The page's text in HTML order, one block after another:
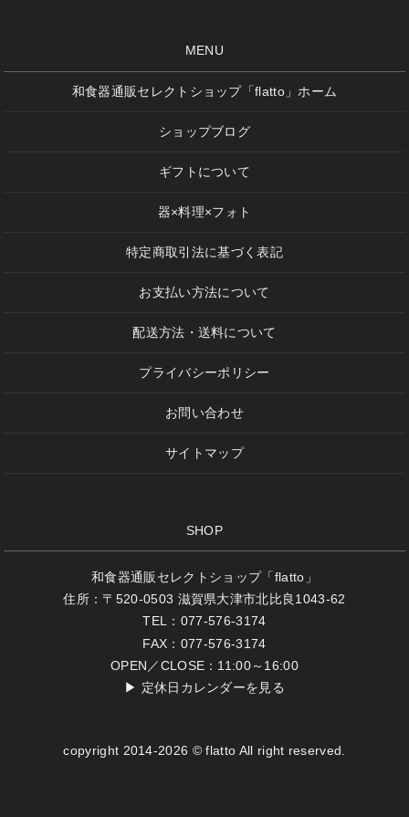
MENU
和食器通販セレクトショップ「flatto」ホーム
ショップブログ
ギフトについて
器×料理×フォト
特定商取引法に基づく表記
お支払い方法について
配送方法・送料について
プライバシーポリシー
お問い合わせ
サイトマップ
SHOP
和食器通販セレクトショップ「flatto」
住所：〒520-0503 滋賀県大津市北比良1043-62
TEL：077-576-3174
FAX：077-576-3174
OPEN／CLOSE：11:00～16:00
▶ 定休日カレンダーを見る
copyright 2014-2026 © flatto All right reserved.